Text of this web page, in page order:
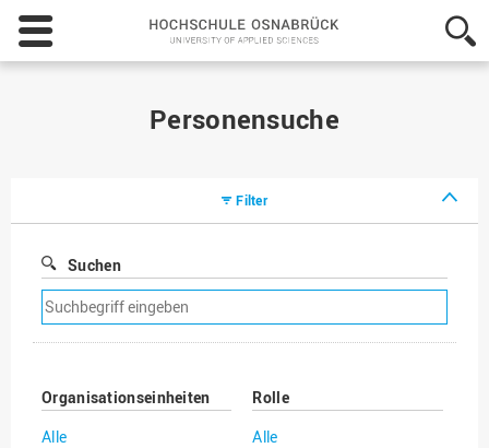
Hochschule
Osnabrück
-
Personensuche
Filter
Suchen
Suchfilter
entfernen
Organisationseinheiten
Alle
Rolle
Alle